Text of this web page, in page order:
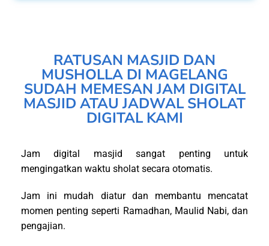
RATUSAN MASJID DAN
MUSHOLLA DI MAGELANG
SUDAH MEMESAN JAM DIGITAL
MASJID ATAU JADWAL SHOLAT
DIGITAL KAMI
Jam digital masjid sangat penting untuk
mengingatkan waktu sholat secara otomatis.
Jam ini mudah diatur dan membantu mencatat
momen penting seperti Ramadhan, Maulid Nabi, dan
pengajian.